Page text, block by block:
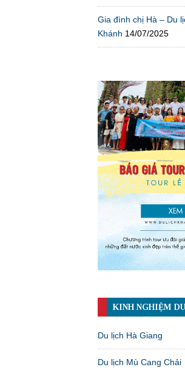
Gia đình chị Hà – Du
Khánh 14/07/2025
KINH NGHIỆM
Du lịch Hà Giang
Du lịch Mù Cang Chải